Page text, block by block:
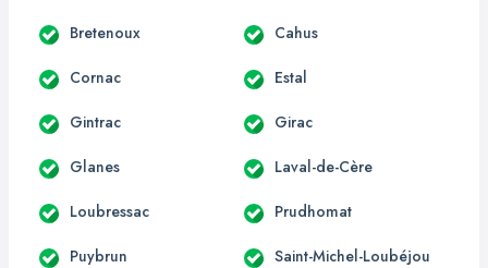
Bretenoux Cahus
Cornac Estal
Gintrac Girac
Glanes Laval-de-Cère
Loubressac Prudhomat
Puybrun Saint-Michel-Loubéjou